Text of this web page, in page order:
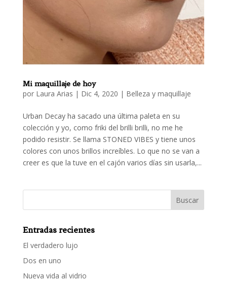
Mi maquillaje de hoy
por Laura Arias | Dic 4, 2020 | Belleza y maquillaje
Urban Decay ha sacado una última paleta en su
colección y yo, como friki del brilli brilli, no me he
podido resistir. Se llama STONED VIBES y tiene unos
colores con unos brillos increíbles. Lo que no se van a
creer es que la tuve en el cajón varios días sin usarla,...
Entradas recientes
El verdadero lujo
Dos en uno
Nueva vida al vidrio